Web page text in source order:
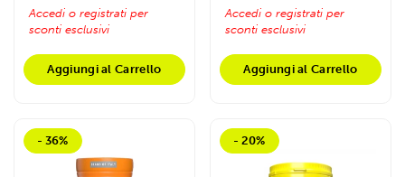
Accedi o registrati per
sconti esclusivi
Aggiungi al Carrello
Accedi o registrati per
sconti esclusivi
Aggiungi al Carrello
- 36% - 20%